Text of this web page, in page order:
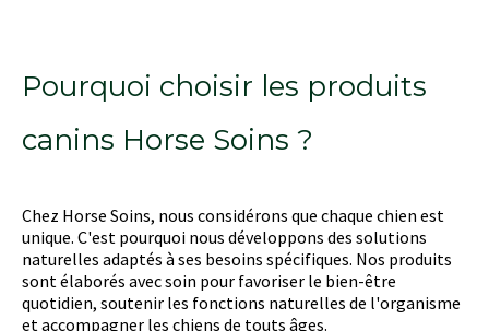
Pourquoi choisir les produits
canins Horse Soins ?
Chez Horse Soins, nous considérons que chaque chien est
unique. C'est pourquoi nous développons des solutions
naturelles adaptés à ses besoins spécifiques. Nos produits
sont élaborés avec soin pour favoriser le bien-être
quotidien, soutenir les fonctions naturelles de l'organisme
et accompagner les chiens de touts âges.